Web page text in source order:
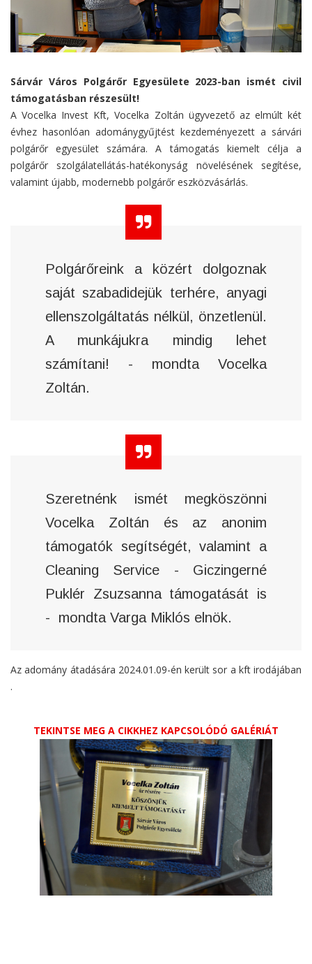
Sárvár Város Polgárőr Egyesülete 2023-ban ismét civil
támogatásban részesült!
A Vocelka Invest Kft, Vocelka Zoltán ügyvezető az elmúlt két
évhez hasonlóan adománygyűjtést kezdeményezett a sárvári
polgárőr egyesület számára. A támogatás kiemelt célja a
polgárőr szolgálatellátás-hatékonyság növelésének segítése,
valamint újabb, modernebb polgárőr eszközvásárlás.
Polgárőreink a közért dolgoznak
saját szabadidejük terhére, anyagi
ellenszolgáltatás nélkül, önzetlenül.
A munkájukra mindig lehet
számítani! - mondta Vocelka
Zoltán.
Szeretnénk ismét megköszönni
Vocelka Zoltán és az anonim
támogatók segítségét, valamint a
Cleaning Service - Giczingerné
Puklér Zsuzsanna támogatását is
- mondta Varga Miklós elnök.
Az adomány átadására 2024.01.09-én került sor a kft irodájában
.
TEKINTSE MEG A CIKKHEZ KAPCSOLÓDÓ GALÉRIÁT